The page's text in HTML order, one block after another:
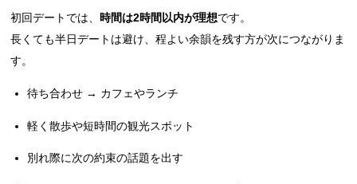
初回デートでは、 時間は2時間以内が理想です。
長くても半日デートは避け、程よい余韻を残す方が次につながりま
す。
待ち合わせ → カフェやランチ
軽く散歩や短時間の観光スポット
別れ際に次の約束の話題を出す